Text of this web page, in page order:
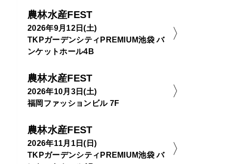
農林水産FEST
2026年9月12日(土)
TKPガーデンシティPREMIUM池袋 バ
ンケットホール4B
農林水産FEST
2026年10月3日(土)
福岡ファッションビル 7F
農林水産FEST
2026年11月1日(日)
TKPガーデンシティPREMIUM池袋 バ